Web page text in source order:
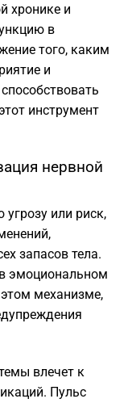
хронике и
в
того, каким
и
инструмент
нервной
или риск,
запасов тела.
эмоциональном
механизме,
влечет к
Пульс